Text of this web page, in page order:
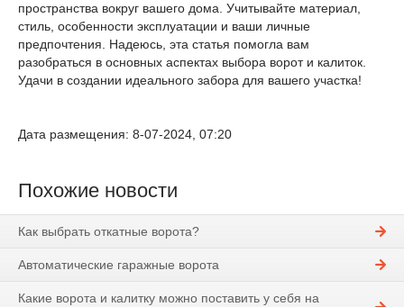
пространства вокруг вашего дома. Учитывайте материал,
стиль, особенности эксплуатации и ваши личные
предпочтения. Надеюсь, эта статья помогла вам
разобраться в основных аспектах выбора ворот и калиток.
Удачи в создании идеального забора для вашего участка!
Дата размещения: 8-07-2024, 07:20
Похожие новости
Как выбрать откатные ворота?
Автоматические гаражные ворота
Какие ворота и калитку можно поставить у себя на